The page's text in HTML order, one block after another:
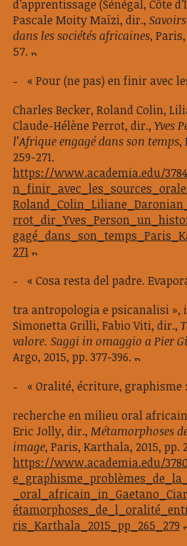
d’apprentissage (Sénégal, Côte
Pascale Moity Maïzi, dir.,
dans les sociétés africaines,
57.
« Pour (ne pas) en finir avec
Charles Becker, Roland Colin,
Claude-Hélène Perrot, dir., Yves
l’Afrique engagé dans son temps,
259-271.
https://www.academia.edu/
271
« Cosa resta del padre.
tra antropologia e psicanalisi »,
Simonetta Grilli, Fabio Viti, dir.,
valore. Saggi in omaggio a Pier
Argo, 2015, pp. 377-396.
« Oralité, écriture, graphisme
recherche en milieu oral
Eric Jolly, dir., Métamorphoses
image, Paris, Karthala, 2015, pp.
https://www.academia.edu/
ris_Karthala_2015_pp_265_279